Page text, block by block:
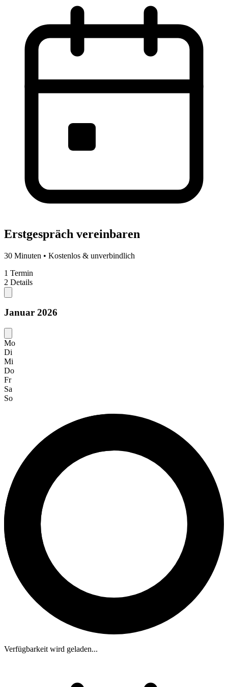
Erstgespräch vereinbaren
30 Minuten • Kostenlos & unverbindlich
1 Termin
2 Details
Januar 2026
Mo
Di
Mi
Do
Fr
Sa
So
Verfügbarkeit wird geladen...